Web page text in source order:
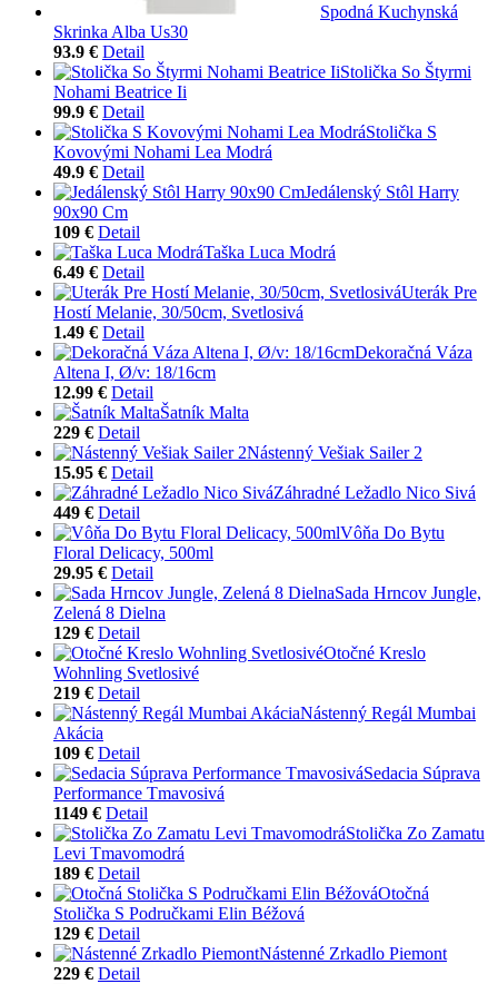
Spodná Kuchynská
Skrinka Alba Us30
93.9 € Detail
Stolička So Štyrmi
Nohami Beatrice Ii
99.9 € Detail
Stolička S
Kovovými Nohami Lea Modrá
49.9 € Detail
Jedálenský Stôl Harry
90x90 Cm
109 € Detail
Taška Luca Modrá
6.49 € Detail
Uterák Pre
Hostí Melanie, 30/50cm, Svetlosivá
1.49 € Detail
Dekoračná Váza
Altena I, Ø/v: 18/16cm
12.99 € Detail
Šatník Malta
229 € Detail
Nástenný Vešiak Sailer 2
15.95 € Detail
Záhradné Ležadlo Nico Sivá
449 € Detail
Vôňa Do Bytu
Floral Delicacy, 500ml
29.95 € Detail
Sada Hrncov Jungle,
Zelená 8 Dielna
129 € Detail
Otočné Kreslo
Wohnling Svetlosivé
219 € Detail
Nástenný Regál Mumbai
Akácia
109 € Detail
Sedacia Súprava
Performance Tmavosivá
1149 € Detail
Stolička Zo Zamatu
Levi Tmavomodrá
189 € Detail
Otočná
Stolička S Područkami Elin Béžová
129 € Detail
Nástenné Zrkadlo Piemont
229 € Detail